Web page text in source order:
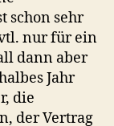
schon sehr
nur für ein
dann aber
Jahr
die
der Vertrag